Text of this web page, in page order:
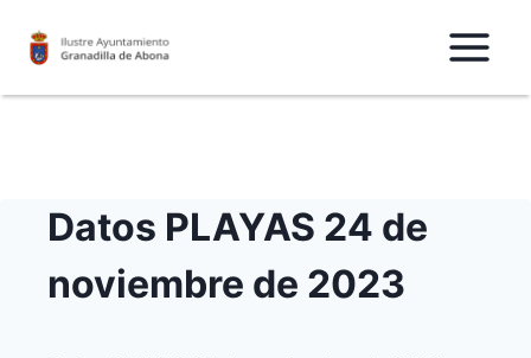
Datos PLAYAS 24 de
noviembre de 2023